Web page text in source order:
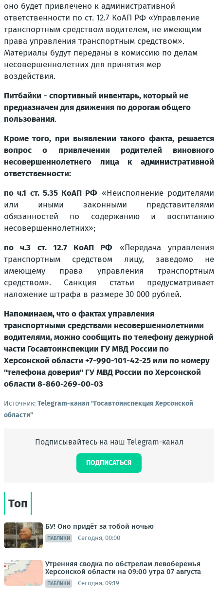
оно будет привлечено к административной
ответственности по ст. 12.7 КоАП РФ «Управление
транспортным средством водителем, не имеющим
права управления транспортным средством».
Материалы будут переданы в комиссию по делам
несовершеннолетних для принятия мер
воздействия.
Питбайки - спортивный инвентарь, который не
предназначен для движения по дорогам общего
пользования.
Кроме того, при выявлении такого факта, решается
вопрос о привлечении родителей виновного
несовершеннолетнего лица к административной
ответственности:
по ч.1 ст. 5.35 КоАП РФ «Неисполнение родителями
или иными законными представителями
обязанностей по содержанию и воспитанию
несовершеннолетних»;
по ч.3 ст. 12.7 КоАП РФ «Передача управления
транспортным средством лицу, заведомо не
имеющему права управления транспортным
средством». Санкция статьи предусматривает
наложение штрафа в размере 30 000 рублей.
Напоминаем, что о фактах управления
транспортными средствами несовершеннолетними
водителями, можно сообщить по телефону дежурной
части Госавтоинспекции ГУ МВД России по
Херсонской области +7-990-101-42-25 или по номеру
"телефона доверия" ГУ МВД России по Херсонской
области 8-860-269-00-03
Источник: Telegram-канал "Госавтоинспекция Херсонской
области"
Подписывайтесь на наш Telegram-канал
ПОДПИСАТЬСЯ
Топ
БУ! Оно придёт за тобой ночью
ПАБЛИКИ Сегодня, 00:00
Утренняя сводка по обстрелам левобережья
Херсонской области на 09:00 утра 07 августа
ПАБЛИКИ Сегодня, 09:19